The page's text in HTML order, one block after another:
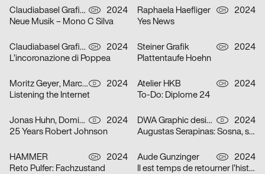
Claudiabasel Grafik + Interaktion CH
2024
Neue Musik – Mono C Silva
Raphaela Haefliger CH
2024
Yes News
Claudiabasel Grafik + Interaktion CH
2024
L’incoronazione di Poppea
Steiner Grafik CH
2024
Plattentaufe Hoehn
Moritz Geyer, Marc Roecker D
2024
Listening the Internet
Atelier HKB CH
2024
To-Do: Diplome 24
Jonas Huhn, Dominik Keller, Michael Satter D
2024
25 Years Robert Johnson
DWA Graphic design department D
2024
Augustas Serapinas: Sosna, swierk i osika
HAMMER CH
2024
Reto Pulfer: Fachzustand
Aude Gunzinger CH
2024
Il est temps de retourner l’histoire